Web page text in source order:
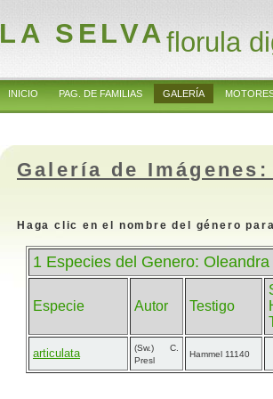
LA SELVAflorula
INICIO PAG. DE FAMILIAS GALERÍA
Galería de
Haga clic en el nombre del género
1 Especies del Genero:
Especie Autor Testigo
articulata
(Sw.) C.
Presl
Hammel 11140